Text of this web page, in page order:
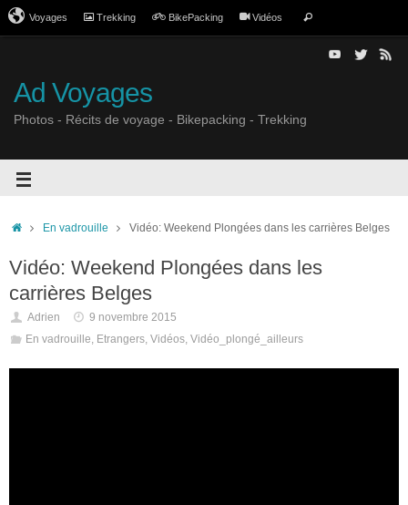
Voyages Trekking BikePacking Vidéos
Ad Voyages
Photos - Récits de voyage - Bikepacking - Trekking
En vadrouille Vidéo: Weekend Plongées dans les carrières Belges
Vidéo: Weekend Plongées dans les
carrières Belges
Adrien
9 novembre 2015
En vadrouille, Etrangers, Vidéos, Vidéo_plongé_ailleurs